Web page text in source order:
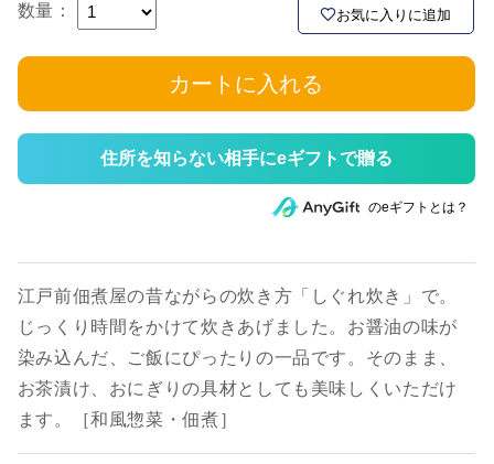
数量： お気に入りに追加
カートに入れる
住所を知らない相手にeギフトで贈る
のeギフトとは？
江戸前佃煮屋の昔ながらの炊き方「しぐれ炊き」で。
じっくり時間をかけて炊きあげました。お醤油の味が
染み込んだ、ご飯にぴったりの一品です。そのまま、
お茶漬け、おにぎりの具材としても美味しくいただけ
ます。［和風惣菜・佃煮］